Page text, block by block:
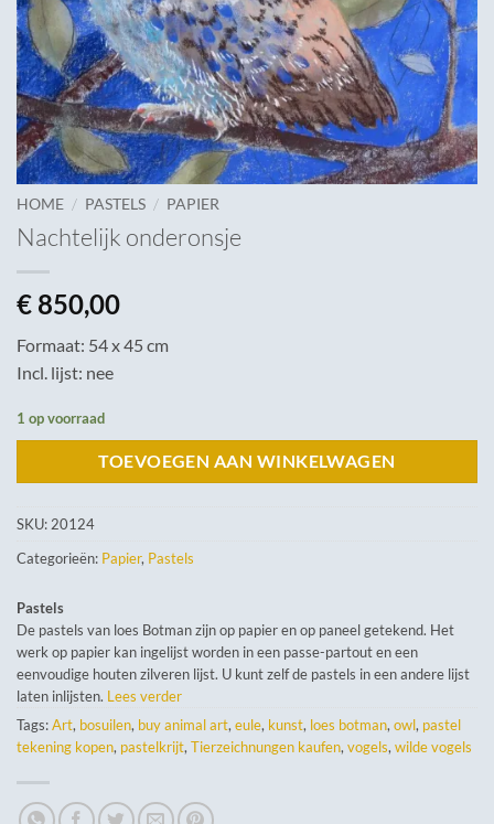
HOME / PASTELS / PAPIER
Nachtelijk onderonsje
€ 850,00
Formaat: 54 x 45 cm
Incl. lijst: nee
1 op voorraad
TOEVOEGEN AAN WINKELWAGEN
SKU:20124
Categorieën: Papier, Pastels
Pastels
De pastels van loes Botman zijn op papier en op paneel getekend. Het
werk op papier kan ingelijst worden in een passe-partout en een
eenvoudige houten zilveren lijst. U kunt zelf de pastels in een andere lijst
laten inlijsten. Lees verder
Tags:Art, bosuilen, buy animal art, eule, kunst, loes botman, owl, pastel
tekening kopen, pastelkrijt, Tierzeichnungen kaufen, vogels, wilde vogels